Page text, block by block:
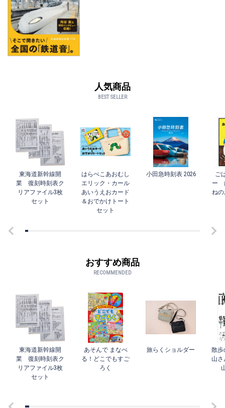
人気商品
BEST SELLER
東海道新幹線開
業 復刻時刻表ク
リアファイル3枚
セット
はらぺこあおむし
エリック・カール
あいうえおカード
＆おでかけトート
セット
小田急時刻表 2026
ご
ー
ね
おすすめ商品
RECOMMENDED
東海道新幹線開
業 復刻時刻表ク
リアファイル3枚
セット
あそんで まなべ
る！どこでもすご
ろく
旅らくショルダー
散歩
山さ